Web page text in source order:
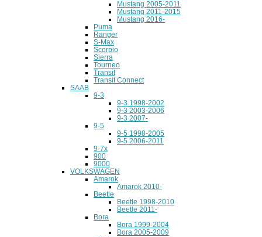
Mustang 2005-2011
Mustang 2011-2015
Mustang 2016-
Puma
Ranger
S-Max
Scorpio
Sierra
Tourneo
Transit
Transit Connect
SAAB
9-3
9-3 1998-2002
9-3 2003-2006
9-3 2007-
9-5
9-5 1998-2005
9-5 2006-2011
9-7x
900
9000
VOLKSWAGEN
Amarok
Amarok 2010-
Beetle
Beetle 1998-2010
Beetle 2011-
Bora
Bora 1999-2004
Bora 2005-2009